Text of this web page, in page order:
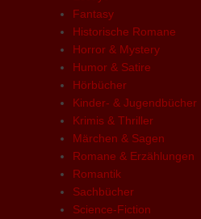
Fantasy
Historische Romane
Horror & Mystery
Humor & Satire
Hörbücher
Kinder- & Jugendbücher
Krimis & Thriller
Märchen & Sagen
Romane & Erzählungen
Romantik
Sachbücher
Science-Fiction